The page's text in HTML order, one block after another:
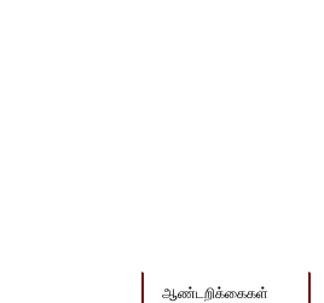
ஆண்டறிக்கைகள்